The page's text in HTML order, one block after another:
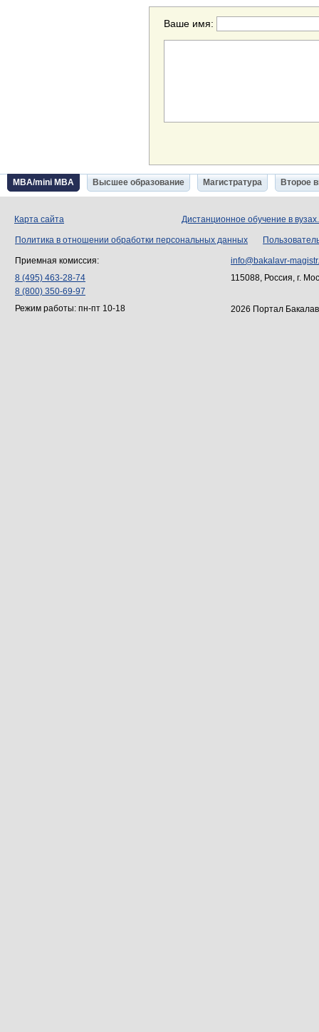
Ваше имя:
MBA/mini MBA Высшее образование Магистратура Второе
Карта сайта Дистанционное обучение в
Политика в отношении обработки персональных данных
Приемная комиссия:
8 (495) 463-28-74
8 (800) 350-69-97
Режим работы: пн-пт 10-18
info@bakalavr-
115088, Россия, г.
2026 Портал